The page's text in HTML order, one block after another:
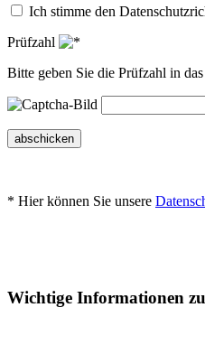
Ich stimme den
Prüfzahl
Bitte geben Sie die Prüfzahl in
abschicken
* Hier können Sie unsere
Wichtige Informationen